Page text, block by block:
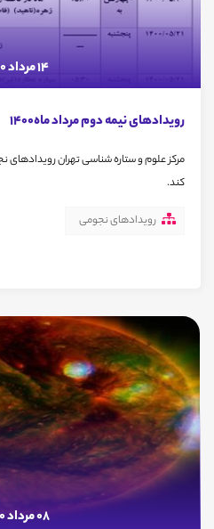
14 مرداد 1400
رویدادهای نیمه دوم مرداد ماه1400
کند.
رویدادهای نجومی
08 مرداد 1400